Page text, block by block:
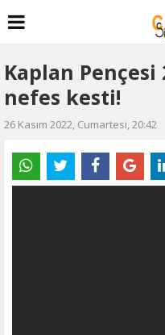
Kaplan Pençesi
nefes kesti!
26 Kasım 2022, Cumartesi, 20:42